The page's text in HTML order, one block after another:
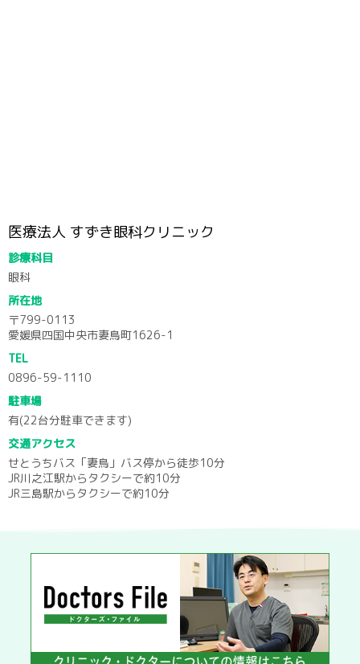
医療法人 すずき眼科クリニック
診療科目
眼科
所在地
〒799-0113
愛媛県四国中央市妻鳥町1626-1
TEL
0896-59-1110
駐車場
有(22台分駐車できます)
交通アクセス
せとうちバス「妻鳥」バス停から徒歩10分
JR川之江駅からタクシーで約10分
JR三島駅からタクシーで約10分